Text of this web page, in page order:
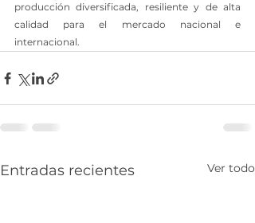
producción diversificada, resiliente y de alta
calidad para el mercado nacional e
internacional.
Entradas recientes Ver todo